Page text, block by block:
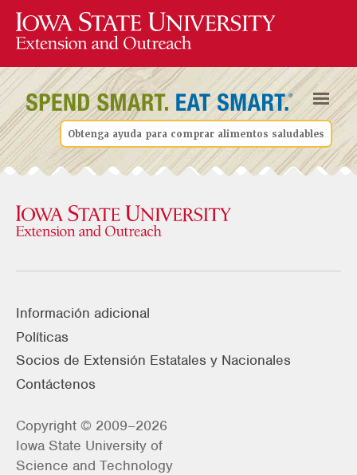
Obtenga ayuda para comprar alimentos saludables
Información adicional
Políticas
Socios de Extensión Estatales y Nacionales
Contáctenos
Copyright © 2009–2026
Iowa State University of
Science and Technology